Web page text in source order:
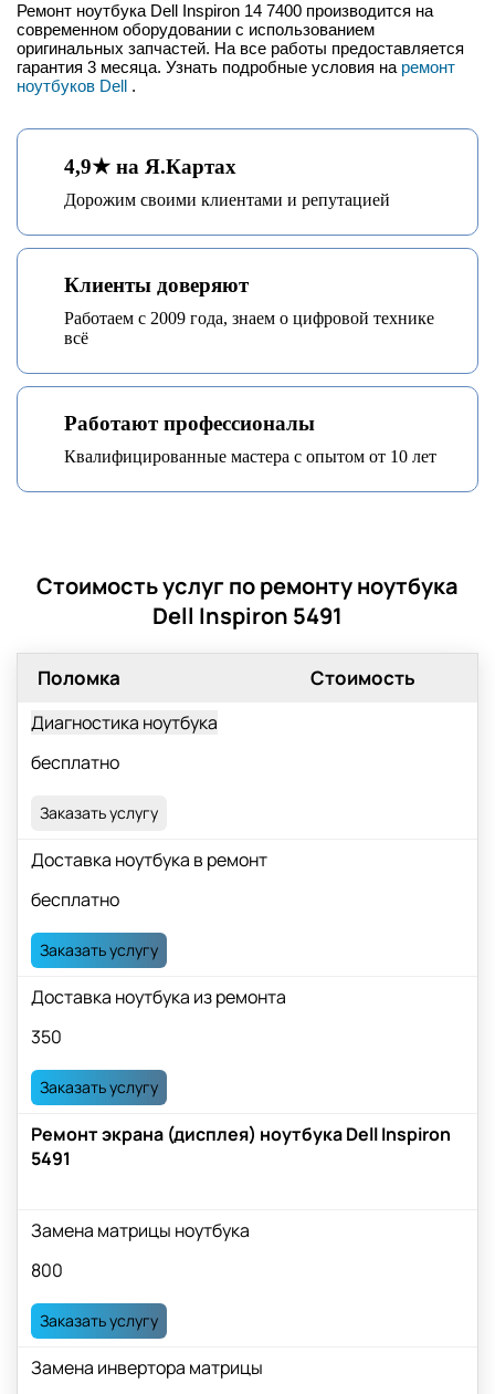
Ремонт ноутбука Dell Inspiron 14 7400 производится на
современном оборудовании с использованием
оригинальных запчастей. На все работы предоставляется
гарантия 3 месяца. Узнать подробные условия на ремонт
ноутбуков Dell .
4,9★ на Я.Картах
Дорожим своими клиентами и репутацией
Клиенты доверяют
Работаем с 2009 года, знаем о цифровой технике
всё
Работают профессионалы
Квалифицированные мастера с опытом от 10 лет
Стоимость услуг по ремонту ноутбука
Dell Inspiron 5491
Поломка Стоимость
Диагностика ноутбука
бесплатно
Заказать услугу
Доставка ноутбука в ремонт
бесплатно
Заказать услугу
Доставка ноутбука из ремонта
350
Заказать услугу
Ремонт экрана (дисплея) ноутбука Dell Inspiron
5491
Замена матрицы ноутбука
800
Заказать услугу
Замена инвертора матрицы